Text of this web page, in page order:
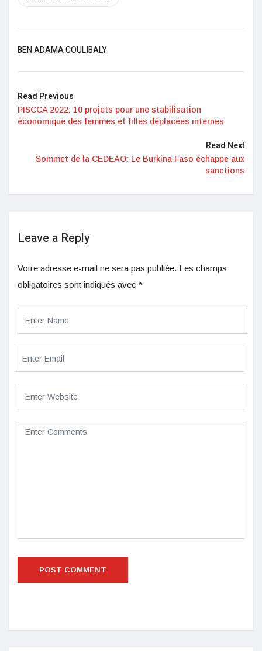
BEN ADAMA COULIBALY
Read Previous
PISCCA 2022: 10 projets pour une stabilisation
économique des femmes et filles déplacées internes
Read Next
Sommet de la CEDEAO: Le Burkina Faso échappe aux
sanctions
Leave a Reply
Votre adresse e-mail ne sera pas publiée. Les champs
obligatoires sont indiqués avec *